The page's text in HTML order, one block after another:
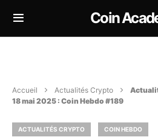
Coin
Accueil Actualités Crypto
18 mai 2025 : Coin Hebdo #189
ACTUALITÉS CRYPTO COIN HEBDO